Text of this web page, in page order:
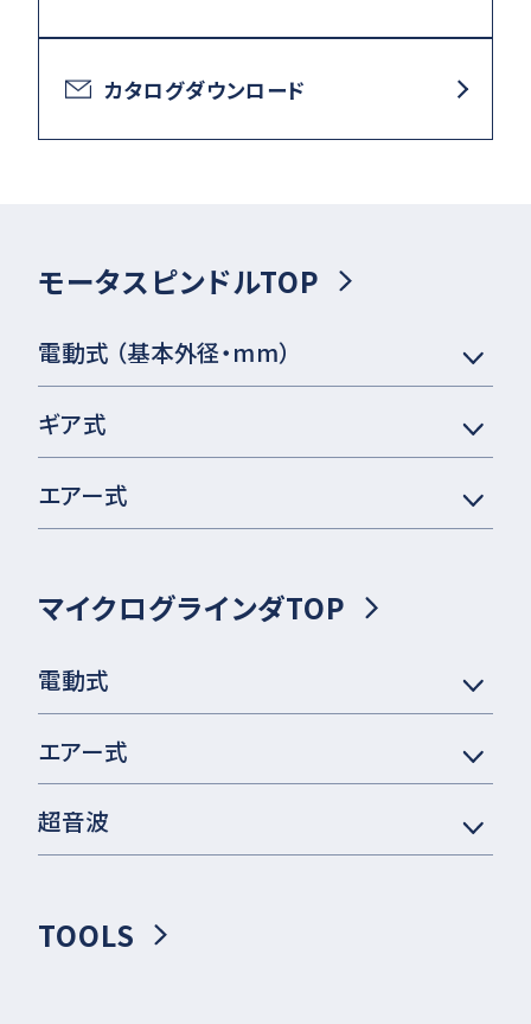
カタログダウンロード
モータスピンドルTOP
電動式 （基本外径・mm）
ギア式
エアー式
マイクログラインダTOP
電動式
エアー式
超音波
TOOLS